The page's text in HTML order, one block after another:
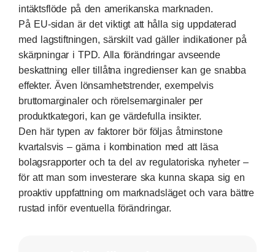
intäktsflöde på den amerikanska marknaden.
På EU-sidan är det viktigt att hålla sig uppdaterad
med lagstiftningen, särskilt vad gäller indikationer på
skärpningar i TPD. Alla förändringar avseende
beskattning eller tillåtna ingredienser kan ge snabba
effekter. Även lönsamhetstrender, exempelvis
bruttomarginaler och rörelsemarginaler per
produktkategori, kan ge värdefulla insikter.
Den här typen av faktorer bör följas åtminstone
kvartalsvis – gärna i kombination med att läsa
bolagsrapporter och ta del av regulatoriska nyheter –
för att man som investerare ska kunna skapa sig en
proaktiv uppfattning om marknadsläget och vara bättre
rustad inför eventuella förändringar.